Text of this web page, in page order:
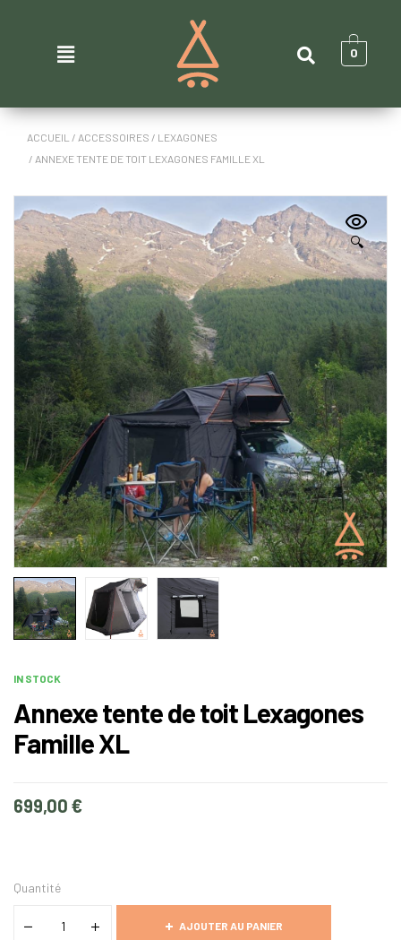
0
ACCUEIL / ACCESSOIRES / LEXAGONES
/ ANNEXE TENTE DE TOIT LEXAGONES FAMILLE XL
🔍
IN STOCK
Annexe tente de toit Lexagones
Famille XL
699,00 €
Quantité
AJOUTER AU PANIER